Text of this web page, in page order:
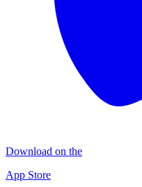
Download on the
App Store